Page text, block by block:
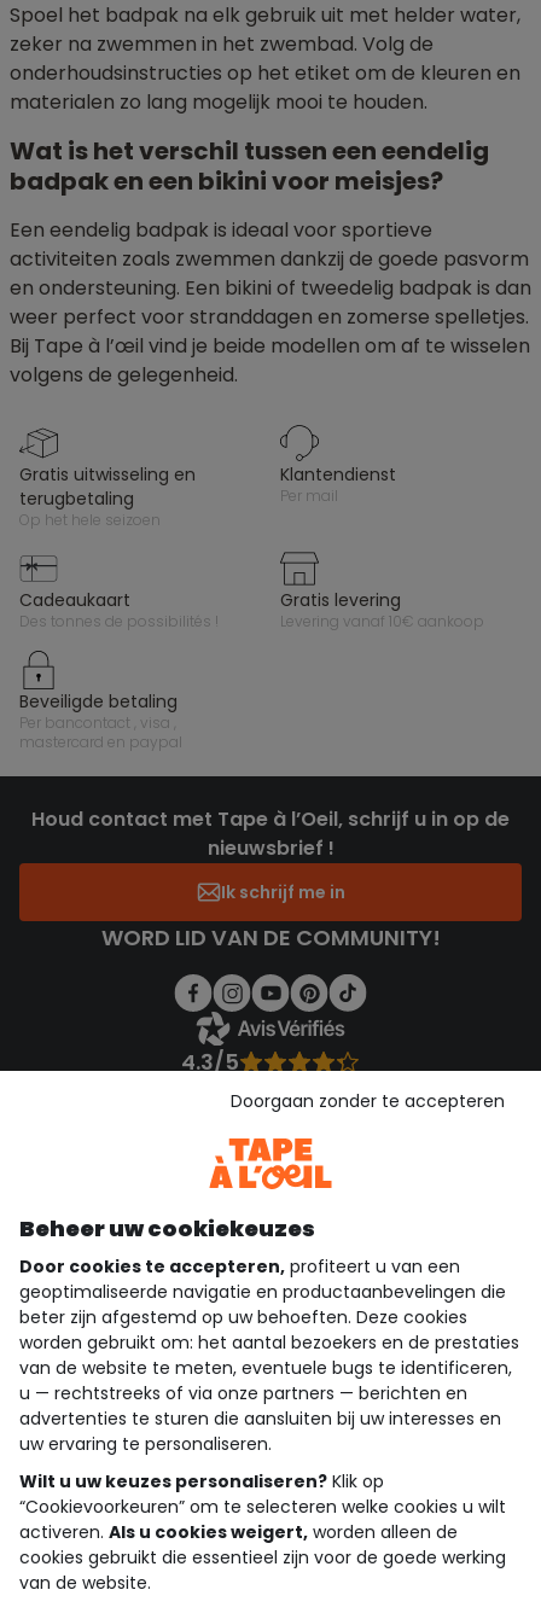
Spoel het badpak na elk gebruik uit met helder water,
zeker na zwemmen in het zwembad. Volg de
onderhoudsinstructies op het etiket om de kleuren en
materialen zo lang mogelijk mooi te houden.
Wat is het verschil tussen een eendelig
badpak en een bikini voor meisjes?
Een eendelig badpak is ideaal voor sportieve
activiteiten zoals zwemmen dankzij de goede pasvorm
en ondersteuning. Een bikini of tweedelig badpak is dan
weer perfect voor stranddagen en zomerse spelletjes.
Bij Tape à l’œil vind je beide modellen om af te wisselen
volgens de gelegenheid.
gratis uitwisseling en
terugbetaling
op het hele seizoen
klantendienst
per mail
cadeaukaart
des tonnes de possibilités !
gratis levering
levering vanaf 10€ aankoop
beveiligde betaling
per bancontact , visa ,
mastercard en paypal
Houd contact met Tape à l’Oeil, schrijf u in op de
nieuwsbrief !
Ik schrijf me in
WORD LID VAN DE COMMUNITY!
4.3/5
Bekijk de vertrouwensverklaring
Download onze applicatie
Ontdek onze applicatie
wie zijn we?
hulp nodig
loyalty club
onze catalogus
Algemene verkoop en gebruiksvoorwaarden
Privacybeleid
Beheer uw cookiekeuzes
Door cookies te accepteren, profiteert u van een
geoptimaliseerde navigatie en productaanbevelingen die
beter zijn afgestemd op uw behoeften. Deze cookies
worden gebruikt om: het aantal bezoekers en de prestaties
van de website te meten, eventuele bugs te identificeren,
u — rechtstreeks of via onze partners — berichten en
advertenties te sturen die aansluiten bij uw interesses en
uw ervaring te personaliseren.
Wilt u uw keuzes personaliseren? Klik op
“Cookievoorkeuren” om te selecteren welke cookies u wilt
activeren. Als u cookies weigert, worden alleen de
cookies gebruikt die essentieel zijn voor de goede werking
van de website.
Doorgaan zonder te accepteren